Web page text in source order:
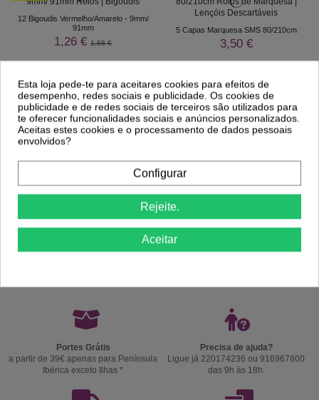
12 Bigoudis Vermelho/Amarelo - 9mm/
91mm
1,26 € 1,68 €
5 Capas Marquesa SMS 80/210cm
3,50 €
Portes Grátis
a partir de 39€ apenas para Península
Ibérica exceto Ilhas *
Precisa de ajuda?
Ligue já 220174236 ou 916967800
das 9h às 18h.
Esta loja pede-te para aceitares cookies para efeitos de
desempenho, redes sociais e publicidade. Os cookies de
publicidade e de redes sociais de terceiros são utilizados para
te oferecer funcionalidades sociais e anúncios personalizados.
Aceitas estes cookies e o processamento de dados pessoais
envolvidos?
Configurar
Rejeite.
Aceitar